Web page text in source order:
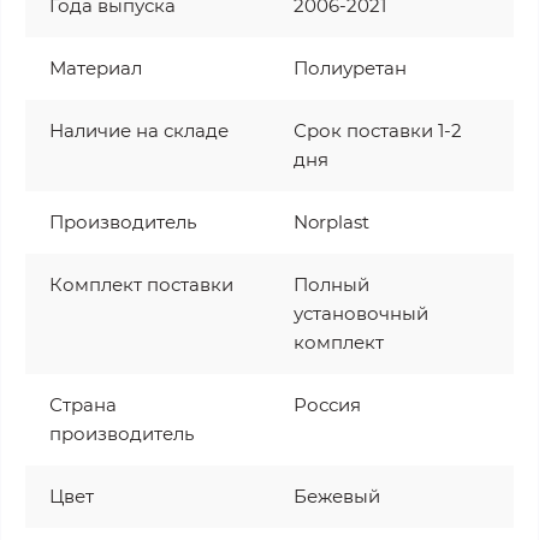
Года выпуска 2006-2021
Материал Полиуретан
Наличие на складе
Срок поставки 1-2
дня
Производитель Norplast
Комплект поставки
Полный
установочный
комплект
Страна
производитель
Россия
Цвет Бежевый